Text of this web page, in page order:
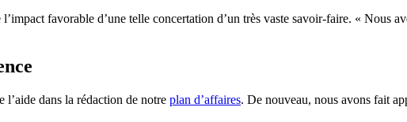
favorable d’une telle concertation d’un très vaste savoir-faire. « Nous
dans la rédaction de notre plan d’affaires. De nouveau, nous avons fait